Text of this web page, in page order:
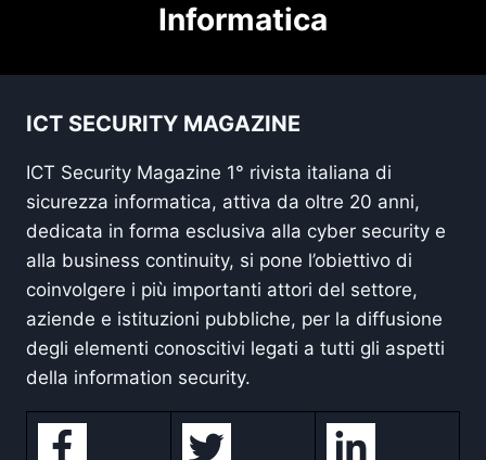
Informatica
ICT SECURITY MAGAZINE
ICT Security Magazine 1° rivista italiana di
sicurezza informatica, attiva da oltre 20 anni,
dedicata in forma esclusiva alla cyber security e
alla business continuity, si pone l’obiettivo di
coinvolgere i più importanti attori del settore,
aziende e istituzioni pubbliche, per la diffusione
degli elementi conoscitivi legati a tutti gli aspetti
della information security.